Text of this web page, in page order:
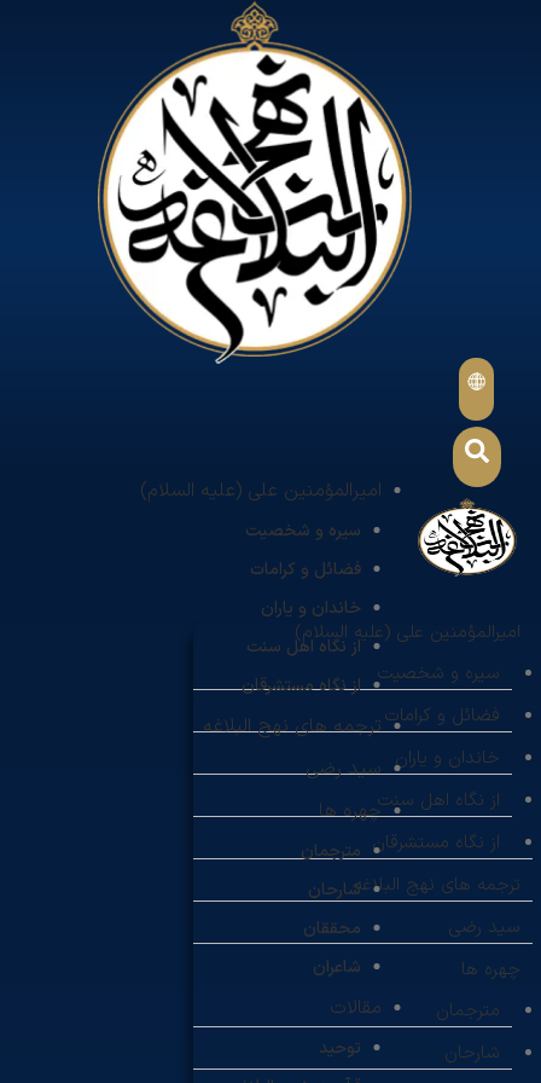
امیرالمؤمنین علی (علیه السلام)
سیره و شخصیت
فضائل و کرامات
خاندان و یاران
از نگاه اهل سنت
از نگاه مستشرقان
ترجمه های نهج البلاغه
سید رضی
چهره ها
مترجمان
شارحان
محققان
شاعران
مقالات
توحید
امیرالمؤمنین علی (علیه السلام)
سیره و شخصیت
فضائل و کرامات
خاندان و یاران
از نگاه اهل سنت
از نگاه مستشرقان
ترجمه های نهج البلاغه
سید رضی
چهره ها
مترجمان
شارحان